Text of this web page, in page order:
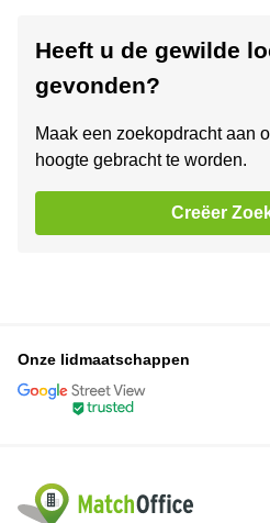
Heeft u de gewilde
gevonden?
Maak een zoekopdracht aan
hoogte gebracht te worden.
Creëer
Onze lidmaatschappen